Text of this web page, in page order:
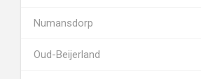
Numansdorp
Oud-Beijerland